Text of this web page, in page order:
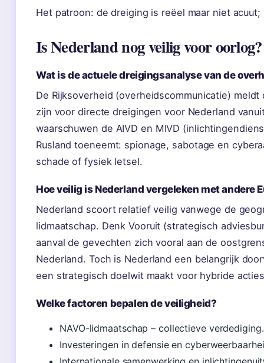
Het patroon: de dreiging is reëel maar niet
Is Nederland nog veilig voor oorlog?
Wat is de actuele dreigingsanalyse van de
De Rijksoverheid (overheidscommunicatie)
zijn voor directe dreigingen voor Nederland
waarschuwen de AIVD en MIVD
Rusland toeneemt: spionage, sabotage en
schade of fysiek letsel.
Hoe veilig is Nederland vergeleken met andere
Nederland scoort relatief veilig vanwege de
lidmaatschap. Denk Vooruit (strategisch
aanval de gevechten zich vooral aan de
Nederland. Toch is Nederland een belangrijk
een strategisch doelwit maakt voor hybride
Welke factoren bepalen de veiligheid?
NAVO-lidmaatschap – collectieve verdediging.
Investeringen in defensie en